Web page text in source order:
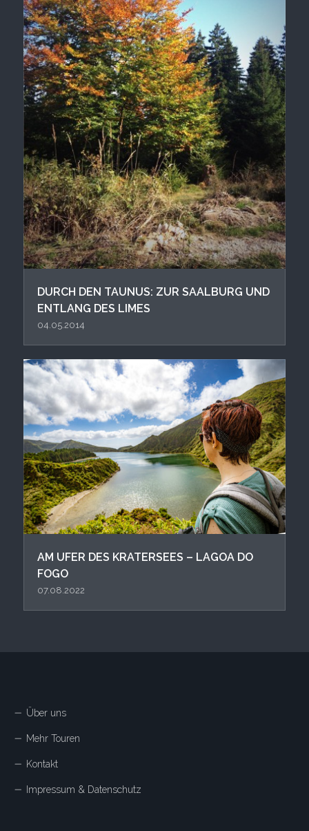
DURCH DEN TAUNUS: ZUR SAALBURG UND
ENTLANG DES LIMES
04.05.2014
AM UFER DES KRATERSEES – LAGOA DO
FOGO
07.08.2022
Über uns
Mehr Touren
Kontakt
Impressum & Datenschutz